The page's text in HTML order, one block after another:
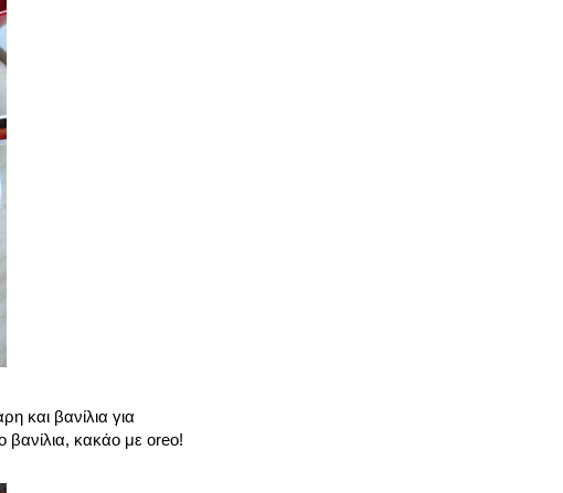
και βανίλια για
κακάο με oreo!